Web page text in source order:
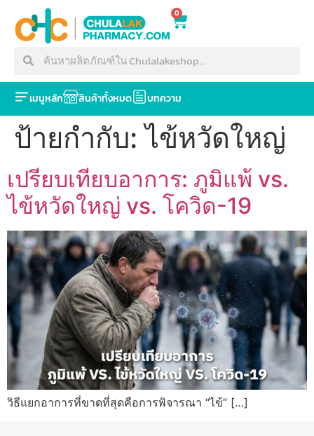
0
เมนูหลัก สินค้าทั้งหมด บทความ
ป้ายกำกับ:ไข้หวัดใหญ่
เปรียบเทียบอาการ: ภูมิแพ้ vs.
ไข้หวัดใหญ่ vs. โควิด-19
วิธีแยกอาการที่ขาดที่สุดคือการพิจารณา “ไข้” […]